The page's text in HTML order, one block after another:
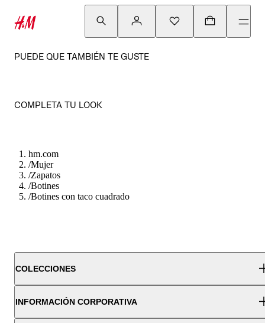
PUEDE QUE TAMBIÉN TE GUSTE
COMPLETA TU LOOK
hm.com
/Mujer
/Zapatos
/Botines
/Botines con taco cuadrado
COLECCIONES
INFORMACIÓN CORPORATIVA